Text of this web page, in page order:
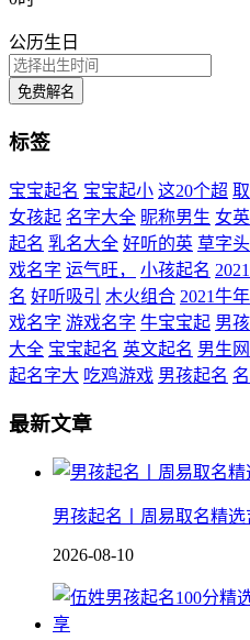
公历生日
免费解名
标签
宝宝起名 宝宝起小 这20个超
女孩起 名字大全 昵称男生 女
起名 乳名大全 好听的英 草字
戏名字 运气旺， 小孩起名
名 好听吸引 木火组合 2021牛年
戏名字 游戏名字 牛宝宝起 男
大全 宝宝起名 英文起名 男生
起名字大 吃鸡游戏 男孩起名
最新文章
男孩起名丨周易取名精
2026-08-10